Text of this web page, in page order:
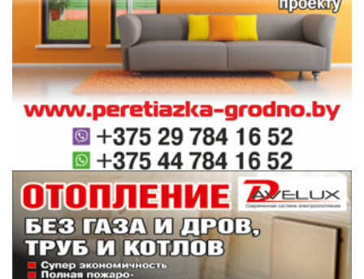
19:34
Обновлен перечень специальностей воинского
учета для женщин
18:31 Сколько зарабатывают строители?
Виктор Пранюк провел прямую телефонную
линию с жителями региона
Все новости